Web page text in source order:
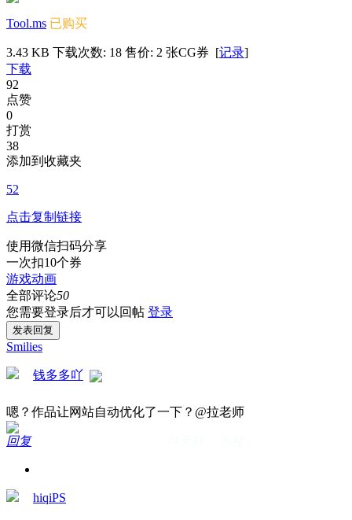
Tool.ms 已购买
3.43 KB 下载次数: 18 售价: 2 张CG券 [记录]
下载
92
点赞
0
打赏
38
添加到收藏夹
52
点击复制链接
使用微信扫码分享
一次扣10个券
游戏动画
全部评论50
您需要登录后才可以回帖 登录
发表回复
Smilies
钱多多吖
嗯？作品让网站自动优化了一下？@拉老师
回复
hiqiPS